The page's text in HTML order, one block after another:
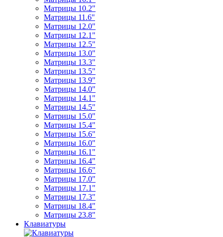
Матрицы 10.2"
Матрицы 11.6"
Матрицы 12.0"
Матрицы 12.1"
Матрицы 12.5"
Матрицы 13.0"
Матрицы 13.3"
Матрицы 13.5"
Матрицы 13.9"
Матрицы 14.0"
Матрицы 14.1"
Матрицы 14.5"
Матрицы 15.0"
Матрицы 15.4"
Матрицы 15.6"
Матрицы 16.0"
Матрицы 16.1"
Матрицы 16.4"
Матрицы 16.6"
Матрицы 17.0"
Матрицы 17.1"
Матрицы 17.3"
Матрицы 18.4"
Матрицы 23.8"
Клавиатуры